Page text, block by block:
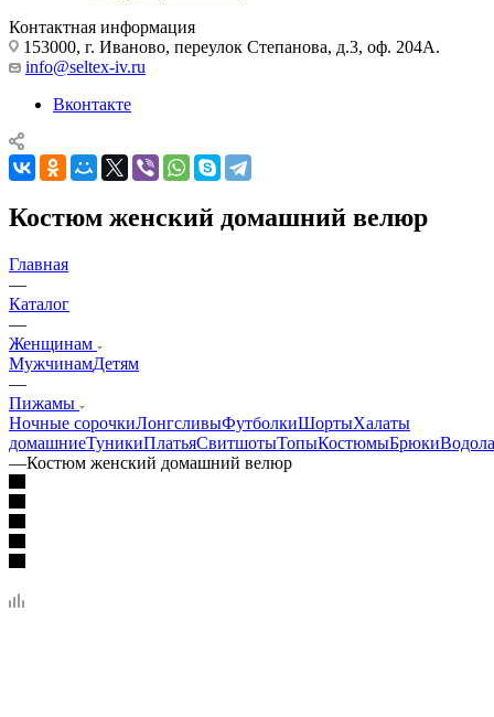
Контактная информация
153000, г. Иваново, переулок Степанова, д.3, оф. 204А.
info@seltex-iv.ru
Вконтакте
Костюм женский домашний велюр
Главная
—
Каталог
—
Женщинам
МужчинамДетям
—
Пижамы
Ночные сорочкиЛонгсливыФутболкиШортыХалаты
домашниеТуникиПлатьяСвитшотыТопыКостюмыБрюки
—Костюм женский домашний велюр